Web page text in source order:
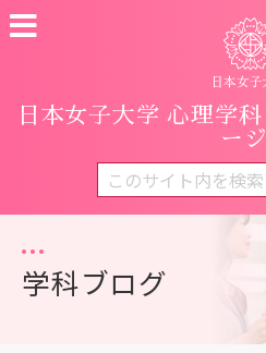
日本女子大学 心理学科
ージ
学科ブログ